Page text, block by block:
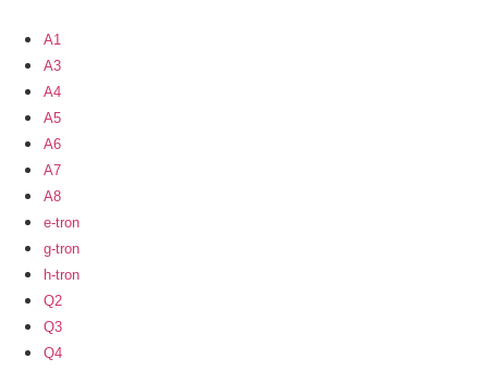
A1
A3
A4
A5
A6
A7
A8
e-tron
g-tron
h-tron
Q2
Q3
Q4